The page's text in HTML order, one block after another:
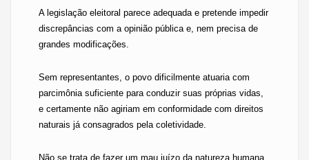
A legislação eleitoral parece adequada e pretende impedir
discrepâncias com a opinião pública e, nem precisa de
grandes modificações.
Sem representantes, o povo dificilmente atuaria com
parcimônia suficiente para conduzir suas próprias vidas,
e certamente não agiriam em conformidade com direitos
naturais já consagrados pela coletividade.
Não se trata de fazer um mau juízo da natureza humana,